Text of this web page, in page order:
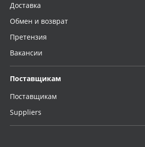
Доставка
Обмен и возврат
Претензия
Вакансии
Поставщикам
Поставщикам
Suppliers